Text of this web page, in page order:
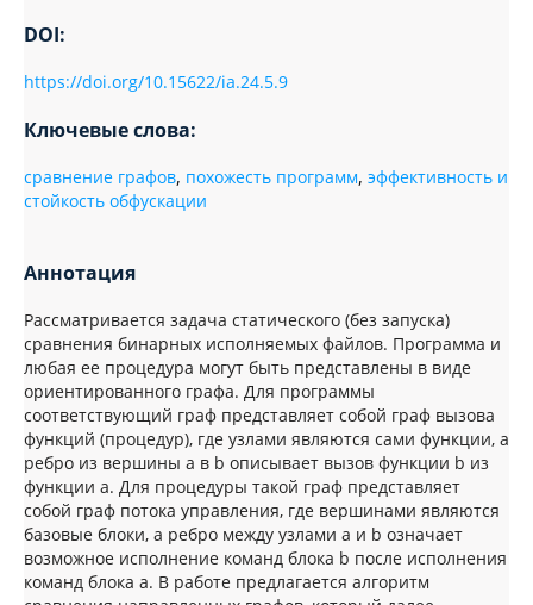
DOI:
https://doi.org/10.15622/ia.24.5.9
Ключевые слова:
сравнение графов, похожесть программ, эффективность и
стойкость обфускации
Аннотация
Рассматривается задача статического (без запуска)
сравнения бинарных исполняемых файлов. Программа и
любая ее процедура могут быть представлены в виде
ориентированного графа. Для программы
соответствующий граф представляет собой граф вызова
функций (процедур), где узлами являются сами функции, а
ребро из вершины a в b описывает вызов функции b из
функции a. Для процедуры такой граф представляет
собой граф потока управления, где вершинами являются
базовые блоки, а ребро между узлами a и b означает
возможное исполнение команд блока b после исполнения
команд блока a. В работе предлагается алгоритм